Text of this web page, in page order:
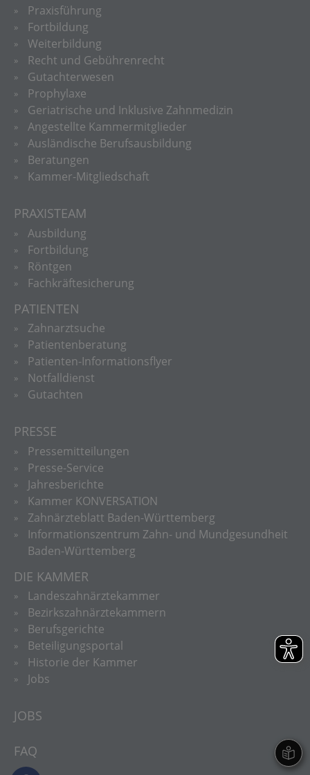
Praxisführung
Fortbildung
Weiterbildung
Recht und Gebührenrecht
Gutachterwesen
Prophylaxe
Geriatrische und Inklusive Zahnmedizin
Angestellte Kammermitglieder
Ausländische Berufsausbildung
Beratungen
Kammer-Mitgliedschaft
PRAXISTEAM
Ausbildung
Fortbildung
Röntgen
Fachkräftesicherung
PATIENTEN
Zahnarztsuche
Patientenberatung
Patienten-Informationsflyer
Notfalldienst
Gutachten
PRESSE
Pressemitteilungen
Presse-Service
Jahresberichte
Kammer KONVERSATION
Zahnärzteblatt Baden-Württemberg
Informationszentrum Zahn- und Mundgesundheit
Baden-Württemberg
DIE KAMMER
Landeszahnärztekammer
Bezirkszahnärztekammern
Berufsgerichte
Beteiligungsportal
Historie der Kammer
Jobs
JOBS
FAQ